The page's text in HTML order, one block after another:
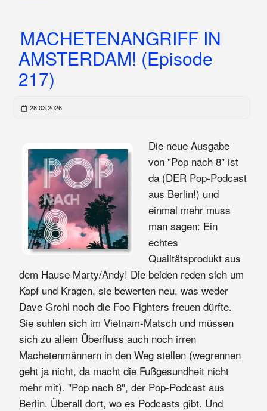
MACHETENANGRIFF IN
AMSTERDAM! (Episode
217)
28.03.2026
Die neue Ausgabe
von "Pop nach 8" ist
da (DER Pop-Podcast
aus Berlin!) und
einmal mehr muss
man sagen: Ein
echtes
Qualitätsprodukt aus
dem Hause Marty/Andy! Die beiden reden sich um
Kopf und Kragen, sie bewerten neu, was weder
Dave Grohl noch die Foo Fighters freuen dürfte.
Sie suhlen sich im Vietnam-Matsch und müssen
sich zu allem Überfluss auch noch irren
Machetenmännern in den Weg stellen (wegrennen
geht ja nicht, da macht die Fußgesundheit nicht
mehr mit). "Pop nach 8", der Pop-Podcast aus
Berlin. Überall dort, wo es Podcasts gibt. Und